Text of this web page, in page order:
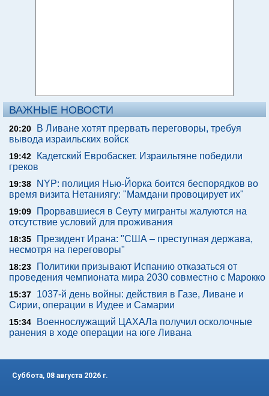
ВАЖНЫЕ НОВОСТИ
20:20
В Ливане хотят прервать переговоры, требуя
вывода израильских войск
19:42
Кадетский Евробаскет. Израильтяне победили
греков
19:38
NYP: полиция Нью-Йорка боится беспорядков во
время визита Нетаниягу: "Мамдани провоцирует их"
19:09
Прорвавшиеся в Сеуту мигранты жалуются на
отсутствие условий для проживания
18:35
Президент Ирана: "США – преступная держава,
несмотря на переговоры"
18:23
Политики призывают Испанию отказаться от
проведения чемпионата мира 2030 совместно с Марокко
15:37
1037-й день войны: действия в Газе, Ливане и
Сирии, операции в Иудее и Самарии
15:34
Военнослужащий ЦАХАЛа получил осколочные
ранения в ходе операции на юге Ливана
Суббота, 08 августа 2026 г.